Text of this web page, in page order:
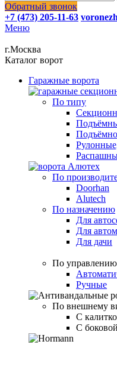
Обратный звонок
+7 (473) 205-11-63
Меню
г.Москва
Каталог ворот
Гаражные ворота
По типу
По
Doorhan
Alutech
По назначению
Для
Для
Для дачи
По управлению
Ручные
По внешнему
С
С